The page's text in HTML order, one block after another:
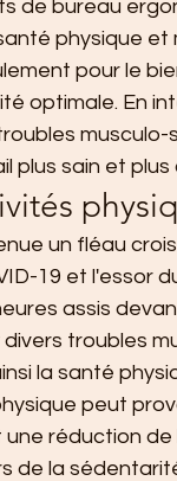
de bureau
physique
pour le
optimale. En
plus sain et plus
un fléau
19 et l'essor
assis
troubles
la santé
peut
réduction
de la